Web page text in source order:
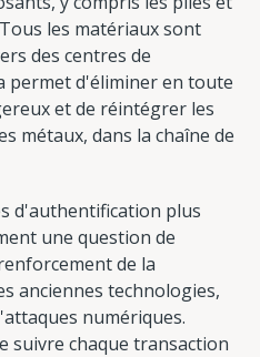
les matériaux sont
des centres de
permet d'éliminer en toute
et de réintégrer les
métaux, dans la chaîne de
d'authentification plus
une question de
de la
anciennes technologies,
numériques.
suivre chaque transaction